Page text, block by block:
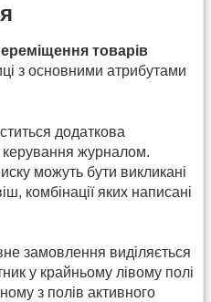
товарів
з основними атрибутами
додаткова
журналом.
можуть бути викликані
комбінації яких написані
замовлення виділяється
у крайньому лівому полі
з полів активного